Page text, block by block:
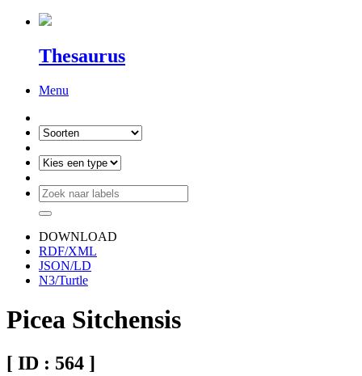
Thesaurus
Menu
DOWNLOAD
RDF/XML
JSON/LD
N3/Turtle
Picea Sitchensis
[ ID : 564 ]